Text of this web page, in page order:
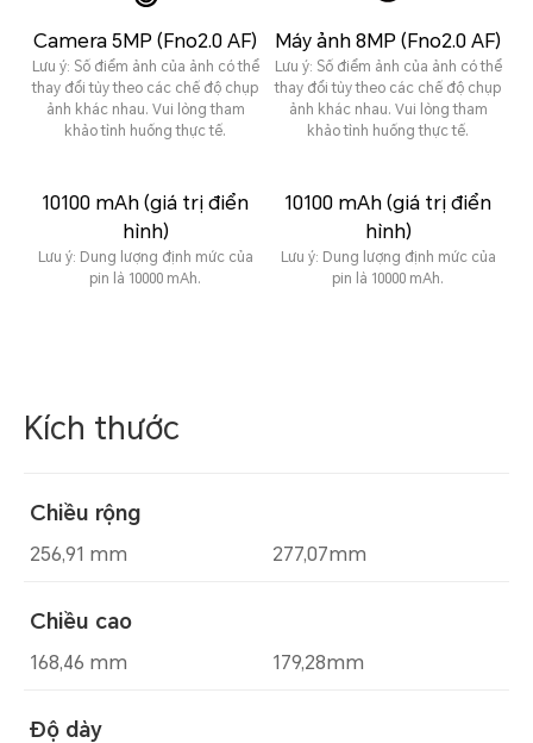
Camera 5MP (Fno2.0 AF)
Lưu ý: Số điểm ảnh của ảnh có thể
thay đổi tùy theo các chế độ chụp
ảnh khác nhau. Vui lòng tham
khảo tình huống thực tế.
10100 mAh (giá trị điển
hình)
Lưu ý: Dung lượng định mức của
pin là 10000 mAh.
Máy ảnh 8MP (Fno2.0 AF)
Lưu ý: Số điểm ảnh của ảnh có thể
thay đổi tùy theo các chế độ chụp
ảnh khác nhau. Vui lòng tham
khảo tình huống thực tế.
10100 mAh (giá trị điển
hình)
Lưu ý: Dung lượng định mức của
pin là 10000 mAh.
Kích thước
Chiều rộng
256,91 mm
Chiều cao
168,46 mm
Độ dày
277,07mm
179,28mm